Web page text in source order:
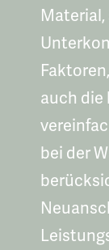
auch
bei der